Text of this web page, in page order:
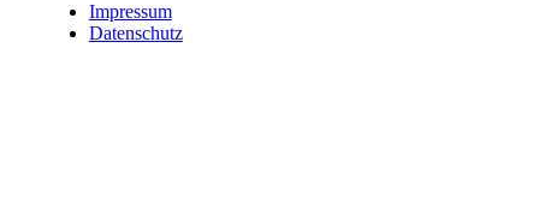
Impressum
Datenschutz